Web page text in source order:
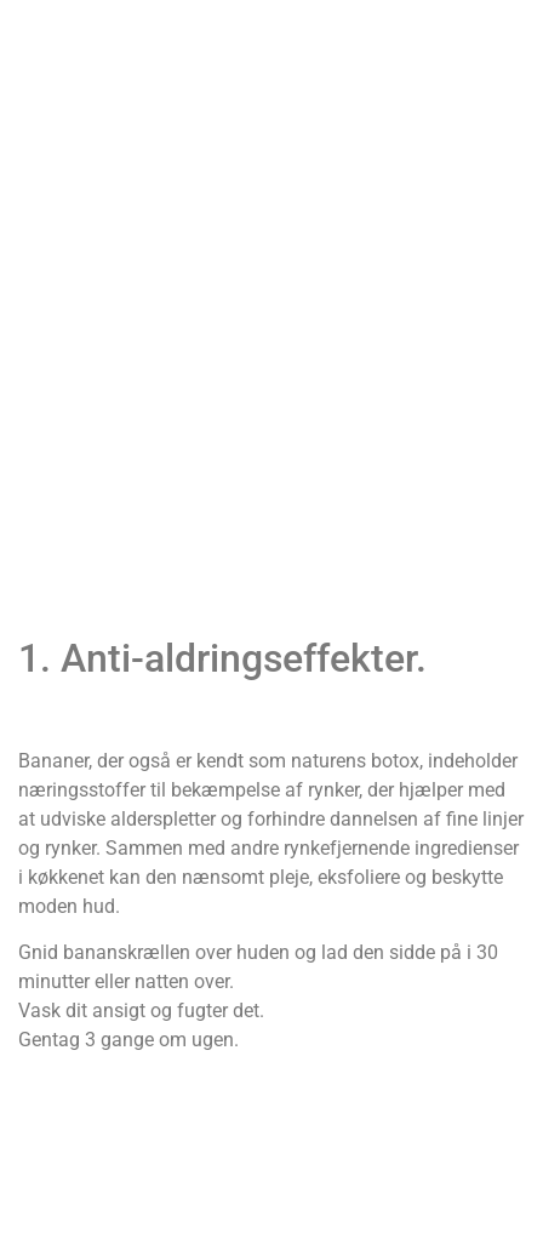
1. Anti-aldringseffekter.
Bananer, der også er kendt som naturens botox, indeholder
næringsstoffer til bekæmpelse af rynker, der hjælper med
at udviske alderspletter og forhindre dannelsen af fine linjer
og rynker. Sammen med andre rynkefjernende ingredienser
i køkkenet kan den nænsomt pleje, eksfoliere og beskytte
moden hud.
Gnid bananskrællen over huden og lad den sidde på i 30
minutter eller natten over.
Vask dit ansigt og fugter det.
Gentag 3 gange om ugen.